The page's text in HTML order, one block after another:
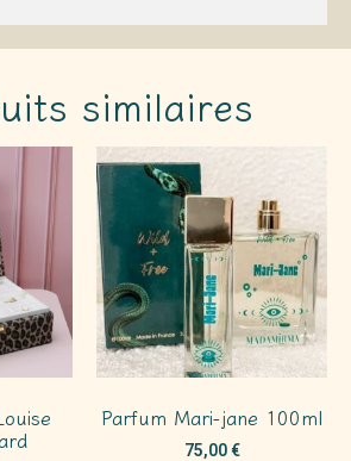
similaires
Parfum Mari-jane 100ml
75,00€